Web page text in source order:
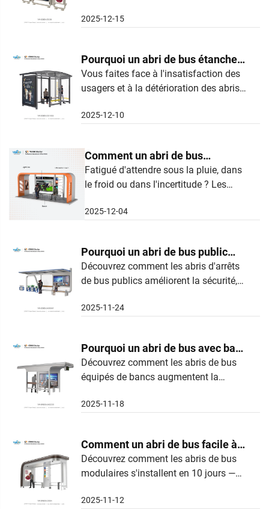
température, à la protection de la santé
gratuit.
2025-12-15
Pourquoi un abri de bus étanche
est-il essentiel dans les régions
pluvieuses
Vous faites face à l'insatisfaction des
usagers et à la détérioration des abris
comment les abris de bus étanches
les fonctionnalités intelligentes. En
savoir plus dès maintenant.
2025-12-10
Comment un abri de bus
intelligent fermé améliore-t-il
l'expérience de déplacement
Fatigué d'attendre sous la pluie, dans
le froid ou dans l'incertitude ? Les
confort par tous les temps,
comment.
2025-12-04
Pourquoi un abri de bus public
est-il une partie essentielle de
l'infrastructure urbaine
Découvrez comment les abris d'arrêts
de bus publics améliorent la sécurité,
Apprenez pourquoi ils sont essentiels
avantages dès maintenant.
2025-11-24
Pourquoi un abri de bus avec banc
est-il une installation de base
mais essentielle pour les
Découvrez comment les abris de bus
équipés de bancs augmentent la
réduisent la criminalité de 40 % et
urbaines et des données de cas à
Portland. En savoir plus.
2025-11-18
Comment un abri de bus facile à
assembler permet-il de gagner du
temps pour les villes
Découvrez comment les abris de bus
modulaires s'installent en 10 jours —
construction traditionnelle — réduisant
2025-11-12